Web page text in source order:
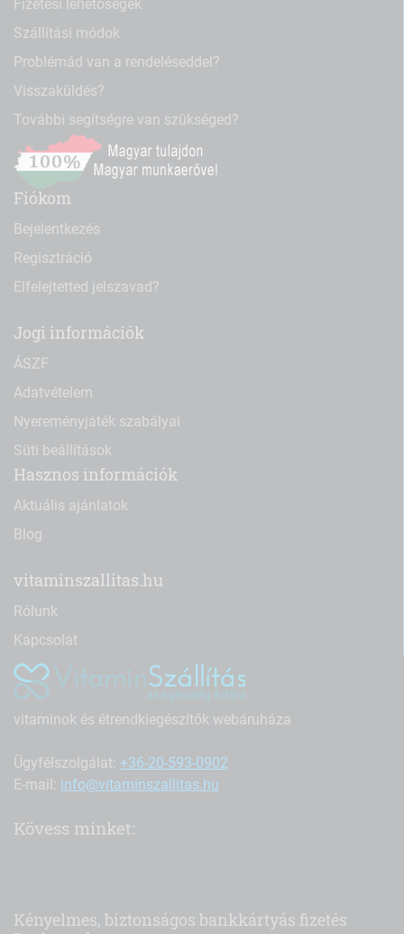
Fizetési lehetőségek
Szállítási módok
Problémád van a rendeléseddel?
Visszaküldés?
További segítségre van szükséged?
Fiókom
Bejelentkezés
Regisztráció
Elfelejtetted jelszavad?
Jogi információk
ÁSZF
Adatvételem
Nyereményjáték szabályai
Süti beállítások
Hasznos információk
Aktuális ajánlatok
Blog
vitaminszallitas.hu
Rólunk
Kapcsolat
vitaminok és étrendkiegészítők webáruháza
Ügyfélszolgálat: +36-20-593-0902
E-mail: info@vitaminszallitas.hu
Kövess minket:
Kényelmes, biztonságos bankkártyás fizetés